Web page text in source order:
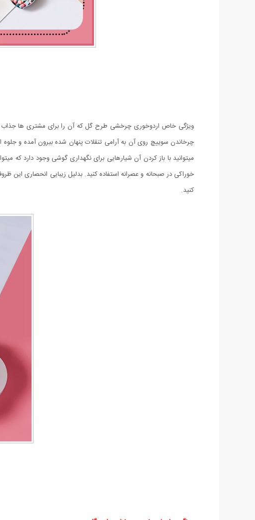
ویژگی خاص اردوخوری چرخشی طرح گل که آن را برای مشتری ها جذاب
چرخاندن سوییچ روی آن به آرامی تنقلات پنهان شده بیرون آمده و
میتوانید با باز کردن آن شیارهایی برای نگهداری گوشی وجود دارد که
خوراکی در صبحانه و عصرانه استفاده کنید. بدلیل زیبایی انحصاری
کنید.